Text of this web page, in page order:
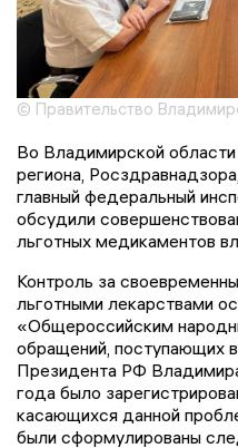
© Правительство
Во Владимирской
региона,
главный федеральный
обсудили
льготных медикаментов
Контроль за
льготными лекарствами
«Общероссийским
обращений, поступающих
Президента РФ
года было
касающихся данной
были сформулированы